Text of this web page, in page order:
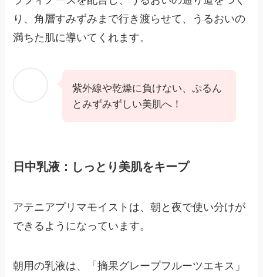
り、角層すみずみまで行き渡らせて、うるおいの
満ちた肌に導いてくれます。
紫外線や乾燥に負けない、ぷるん
とみずみずしい美肌へ！
日中乳液：しっとり美肌をキープ
アテニアプリマモイストは、朝と夜で使い分けが
できるようになっています。
朝用の乳液は、「摘果グレープフルーツエキス」